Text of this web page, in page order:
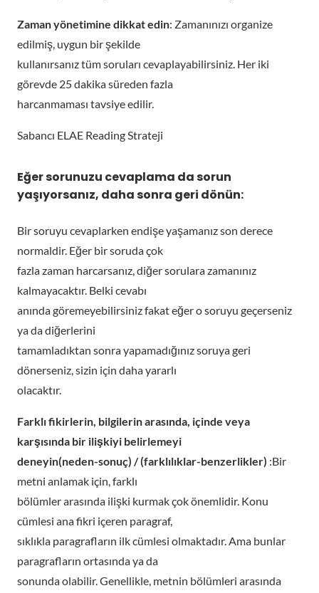
Zaman yönetimine dikkat edin: Zamanınızı organize
edilmiş, uygun bir şekilde
kullanırsanız tüm soruları cevaplayabilirsiniz. Her iki
görevde 25 dakika süreden fazla
harcanmaması tavsiye edilir.
Sabancı ELAE Reading Strateji
Eğer sorunuzu cevaplama da sorun
yaşıyorsanız, daha sonra geri dönün:
Bir soruyu cevaplarken endişe yaşamanız son derece
normaldir. Eğer bir soruda çok
fazla zaman harcarsanız, diğer sorulara zamanınız
kalmayacaktır. Belki cevabı
anında göremeyebilirsiniz fakat eğer o soruyu geçerseniz
ya da diğerlerini
tamamladıktan sonra yapamadığınız soruya geri
dönerseniz, sizin için daha yararlı
olacaktır.
Farklı fikirlerin, bilgilerin arasında, içinde veya
karşısında bir ilişkiyi belirlemeyi
deneyin(neden-sonuç) / (farklılıklar-benzerlikler) :Bir
metni anlamak için, farklı
bölümler arasında ilişki kurmak çok önemlidir. Konu
cümlesi ana fikri içeren paragraf,
sıklıkla paragrafların ilk cümlesi olmaktadır. Ama bunlar
paragrafların ortasında ya da
sonunda olabilir. Genellikle, metnin bölümleri arasında